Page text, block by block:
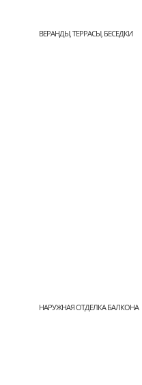
ВЕРАНДЫ, ТЕРРАСЫ, БЕСЕДКИ
НАРУЖНАЯ ОТДЕЛКА БАЛКОНА